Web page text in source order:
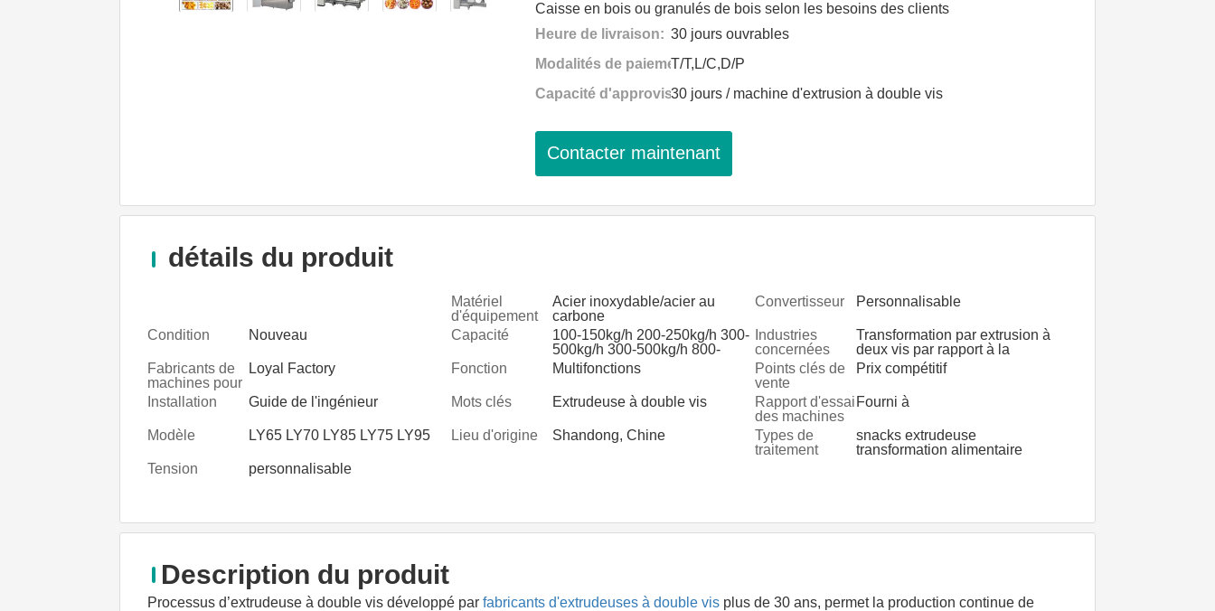
Caisse en bois ou granulés de bois selon les besoins des clients
Heure de livraison: 30 jours ouvrables
Modalités de paiement:T/T,L/C,D/P
Capacité d'approvisionnement:30 jours / machine d'extrusion à double vis
Contacter maintenant
détails du produit
Matériel
d'équipement
Acier inoxydable/acier au
carbone
Convertisseur Personnalisable
Condition Nouveau Capacité
100-150kg/h 200-250kg/h 300-
500kg/h 300-500kg/h 800-
1000kg/h
Industries
concernées
Transformation par extrusion à
deux vis par rapport à la
transformation alimentaire
conventionnelle
Fabricants de
machines pour
la
transformation
des aliments
Loyal Factory Fonction Multifonctions
Points clés de
vente
Prix compétitif
Installation Guide de l'ingénieur Mots clés Extrudeuse à double vis
Rapport d'essai
des machines
Fourni à
Modèle LY65 LY70 LY85 LY75 LY95 Lieu d'origine Shandong, Chine
Types de
traitement
snacks extrudeuse
transformation alimentaire
Tension
personnalisable
Description du produit
Processus d’extrudeuse à double vis développé par fabricants d'extrudeuses à double vis plus de 30 ans, permet la production continue de